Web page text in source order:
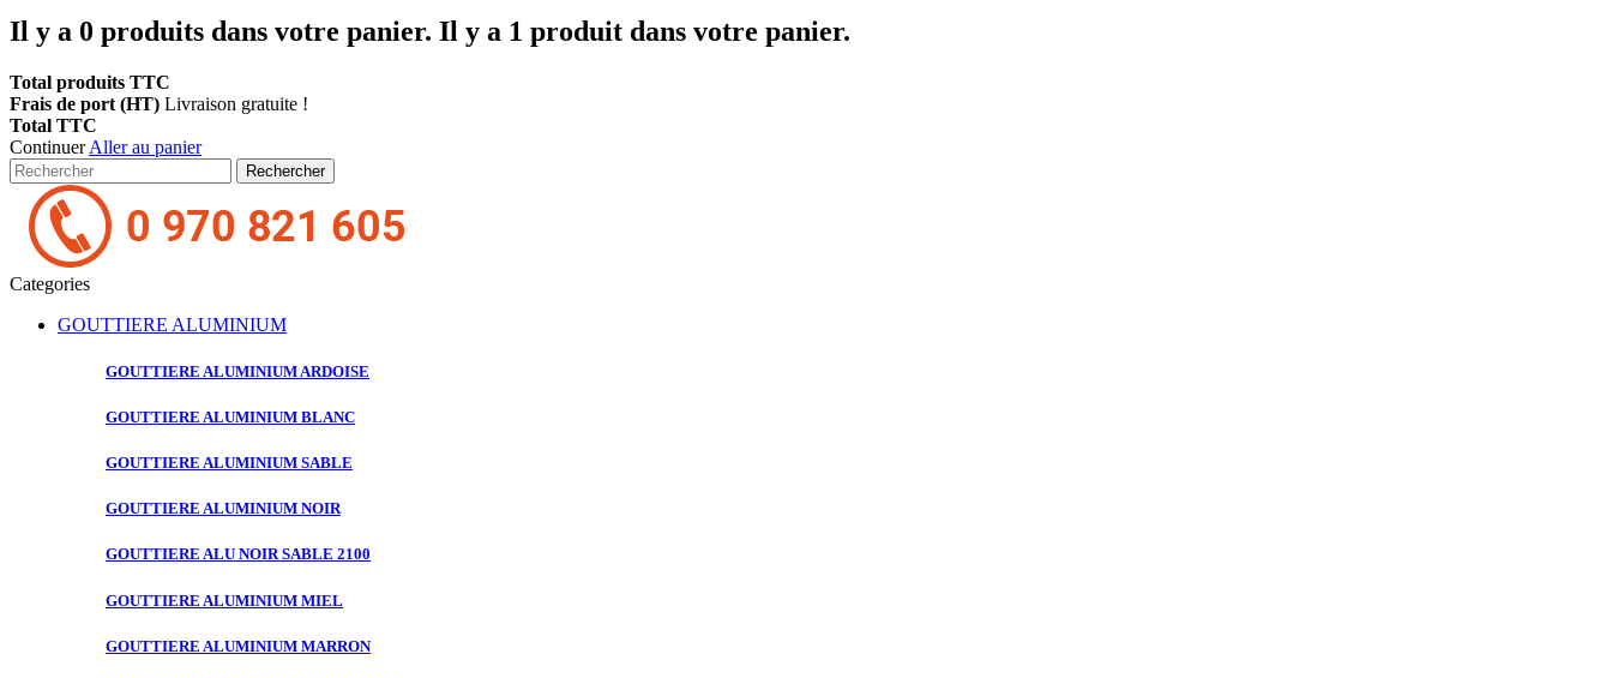
Il y a 0 produits dans votre panier. Il y a 1 produit dans votre panier.
Total produits TTC
Frais de port (HT) Livraison gratuite !
Total TTC
ContinuerAller au panier
Rechercher
Categories
GOUTTIERE ALUMINIUM
GOUTTIERE ALUMINIUM ARDOISE
GOUTTIERE ALUMINIUM BLANC
GOUTTIERE ALUMINIUM SABLE
GOUTTIERE ALUMINIUM NOIR
GOUTTIERE ALU NOIR SABLE 2100
GOUTTIERE ALUMINIUM MIEL
GOUTTIERE ALUMINIUM MARRON